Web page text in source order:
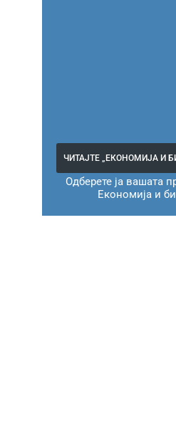
ЧИТАЈТЕ „ЕКОНОМИЈА И
Одберете ја вашата
Економија и